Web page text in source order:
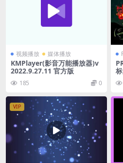
视频播放 媒体播放
KMPlayer(影音万能播放器)v
2022.9.27.11 官方版
185 0
VIP